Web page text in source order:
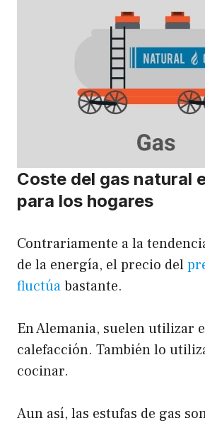
Coste del gas natural
para los hogares
Contrariamente a la
de la energía, el precio del
fluctúabastante.
En Alemania, suelen utilizar
calefacción. También lo
cocinar.
Aun así, las estufas de gas